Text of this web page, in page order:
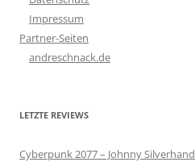
Impressum
Partner-Seiten
andreschnack.de
LETZTE REVIEWS
Cyberpunk 2077 – Johnny Silverhand